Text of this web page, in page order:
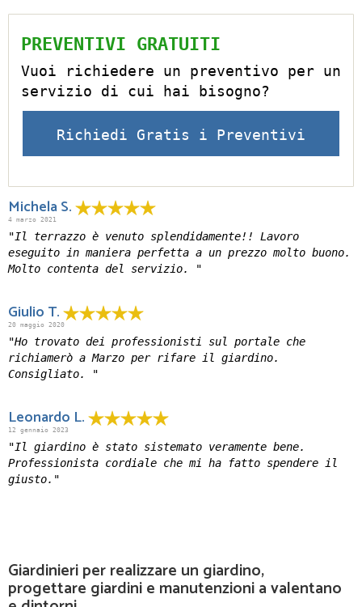
PREVENTIVI GRATUITI
Vuoi richiedere un preventivo per un
servizio di cui hai bisogno?
Richiedi Gratis i Preventivi
Michela S.
4 marzo 2021
"Il terrazzo è venuto splendidamente!! Lavoro
eseguito in maniera perfetta a un prezzo molto buono.
Molto contenta del servizio. "
Giulio T.
20 maggio 2020
"Ho trovato dei professionisti sul portale che
richiamerò a Marzo per rifare il giardino.
Consigliato. "
Leonardo L.
12 gennaio 2023
"Il giardino è stato sistemato veramente bene.
Professionista cordiale che mi ha fatto spendere il
giusto."
Giardinieri per realizzare un giardino,
progettare giardini e manutenzioni a valentano